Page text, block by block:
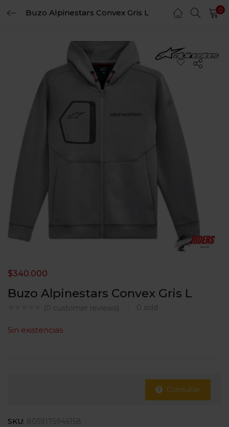
Buzo Alpinestars Convex Gris L 0
Buzo Alpinestars Convex Gris L
(0 customer reviews) 0 sold
$340.000
Sin existencias
Consultar
SKU: 8059175946158
LOGIN REGISTER
Enter your username and password to login.
Remember me